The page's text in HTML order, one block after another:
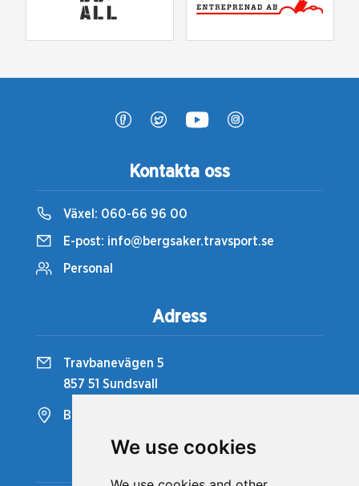
We use cookies
Kontakta oss
Växel: 060-66 96 00
E-post: info@bergsaker.travsport.se
Personal
Adress
Travbanevägen 5
857 51 Sundsvall
Bergsåkers Travbana